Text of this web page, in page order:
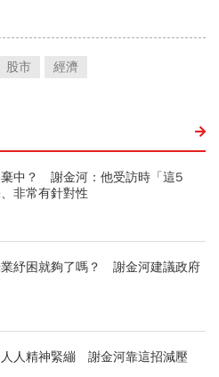
股市 經濟
中？ 謝金河：他受訪時「這5
非常有針對性
紓困就夠了嗎？ 謝金河建議政府
人精神緊繃 謝金河靠這招減壓